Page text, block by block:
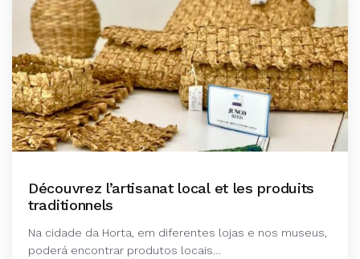
Découvrez l’artisanat local et les produits
traditionnels
Na cidade da Horta, em diferentes lojas e nos museus,
poderá encontrar produtos locais…